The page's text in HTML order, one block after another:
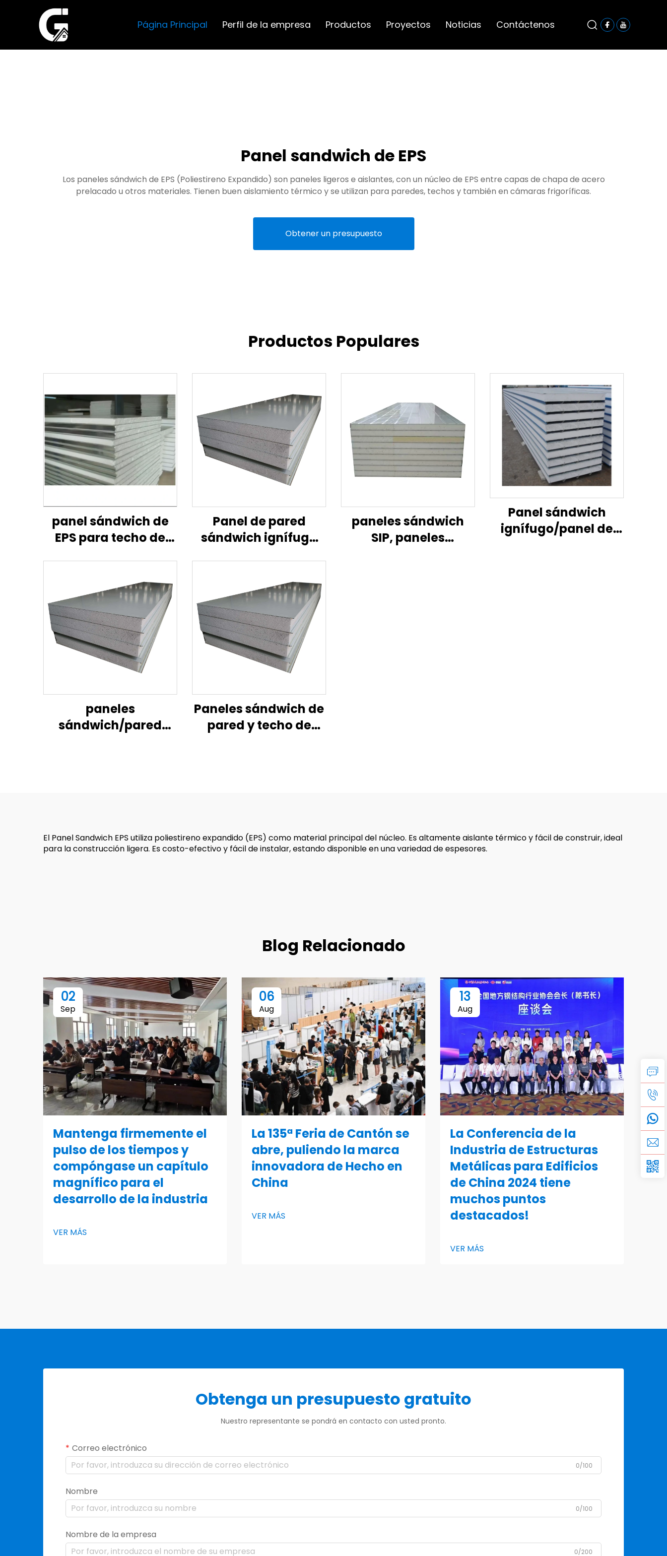
Página Principal Perfil de la empresa Productos Proyectos Noticias Contáctenos
Panel sandwich de EPS
Los paneles sándwich de EPS (Poliestireno Expandido) son paneles ligeros e aislantes, con un núcleo de EPS entre capas de chapa de acero
prelacado u otros materiales. Tienen buen aislamiento térmico y se utilizan para paredes, techos y también en cámaras frigoríficas.
Obtener un presupuesto
Productos Populares
panel sándwich de
EPS para techo de
techo/pared
divisoria ignífuga
Panel de pared
sándwich ignífugo
apartamentos con
núcleo de espuma de
lana de roca EPS para
aislamiento
paneles sándwich
SIP, paneles
Panel sándwich
ignífugo/panel de
paneles
sándwich/pared
Paneles sándwich de
pared y techo de
El Panel Sandwich EPS utiliza poliestireno expandido (EPS) como material principal del núcleo. Es altamente aislante térmico y fácil de construir, ideal
para la construcción ligera. Es costo-efectivo y fácil de instalar, estando disponible en una variedad de espesores.
Blog Relacionado
02
Sep
Mantenga firmemente el
pulso de los tiempos y
compóngase un capítulo
magnífico para el
desarrollo de la industria
VER MÁS
06
Aug
La 135ª Feria de Cantón se
abre, puliendo la marca
innovadora de Hecho en
China
VER MÁS
13
Aug
La Conferencia de la
Industria de Estructuras
Metálicas para Edificios
de China 2024 tiene
muchos puntos
destacados!
VER MÁS
Obtenga un presupuesto gratuito
Nuestro representante se pondrá en contacto con usted pronto.
Correo electrónico
0/100
Nombre
0/100
Nombre de la empresa
0/200